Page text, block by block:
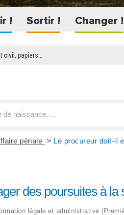
! Sortir ! Changer !
civil, papiers…
pénale > Le procureur doit-il
des poursuites à la
légale et administrative